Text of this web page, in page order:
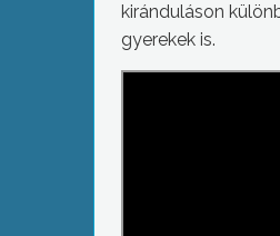
kiránduláson
gyerekek is.